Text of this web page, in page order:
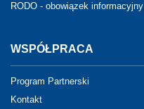
RODO - obowiązek informacyjny
WSPÓŁPRACA
Program Partnerski
Kontakt